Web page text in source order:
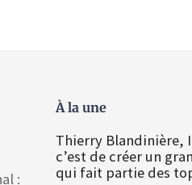
:
À la une
Thierry Blandinière,
c’est de créer un
qui fait partie des